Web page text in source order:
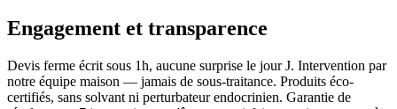
Engagement et transparence
Devis ferme écrit sous 1h, aucune surprise le jour J. Intervention par
notre équipe maison — jamais de sous-traitance. Produits éco-
certifiés, sans solvant ni perturbateur endocrinien. Garantie de